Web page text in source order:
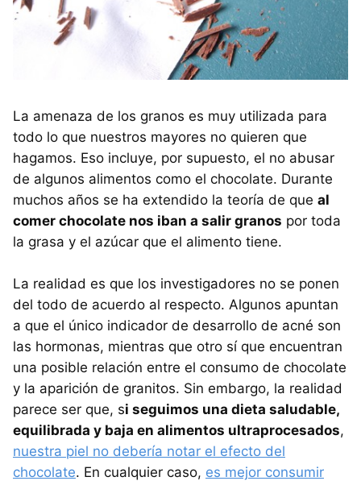
La amenaza de los granos es muy utilizada para
todo lo que nuestros mayores no quieren que
hagamos. Eso incluye, por supuesto, el no abusar
de algunos alimentos como el chocolate. Durante
muchos años se ha extendido la teoría de que al
comer chocolate nos iban a salir granos por toda
la grasa y el azúcar que el alimento tiene.
La realidad es que los investigadores no se ponen
del todo de acuerdo al respecto. Algunos apuntan
a que el único indicador de desarrollo de acné son
las hormonas, mientras que otro sí que encuentran
una posible relación entre el consumo de chocolate
y la aparición de granitos. Sin embargo, la realidad
parece ser que, si seguimos una dieta saludable,
equilibrada y baja en alimentos ultraprocesados,
nuestra piel no debería notar el efecto del
chocolate. En cualquier caso, es mejor consumir